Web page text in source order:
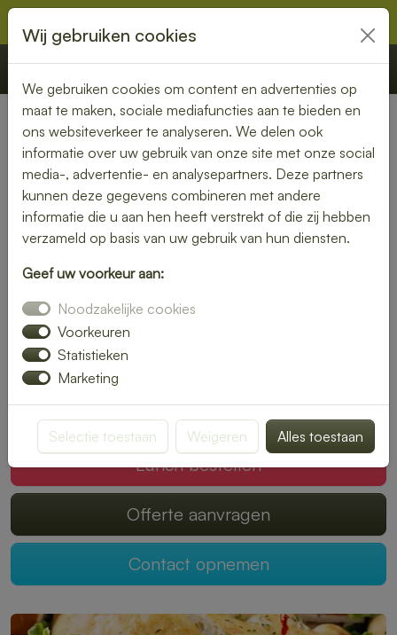
€ 0,00 Offerte Bestellen
Nederland» Holsloot
Lunch bezorgen in Holsloot –
smaakvol en gemakkelijk
in Holsloot en geniet van verse gerechten op jouw
gewenste locatie. Van kleurrijke salades tot knapperige
broodjes – wij bezorgen jouw lunch vers en op tijd.
Plaats eenvoudig je bestelling online en laat je verrassen
door smaak en kwaliteit.
Mogen wij jouw lunch verzorgen?
Lunch bestellen
Offerte aanvragen
Contact opnemen
Wij gebruiken cookies
We gebruiken cookies om content en advertenties op
maat te maken, sociale mediafuncties aan te bieden en
ons websiteverkeer te analyseren. We delen ook
informatie over uw gebruik van onze site met onze social
media-, advertentie- en analysepartners. Deze partners
kunnen deze gegevens combineren met andere
informatie die u aan hen heeft verstrekt of die zij hebben
verzameld op basis van uw gebruik van hun diensten.
Geef uw voorkeur aan:
Noodzakelijke cookies
Voorkeuren
Statistieken
Marketing
Selectie toestaan Weigeren Alles toestaan